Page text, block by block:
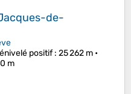
de-
positif: 25 262 m •
m